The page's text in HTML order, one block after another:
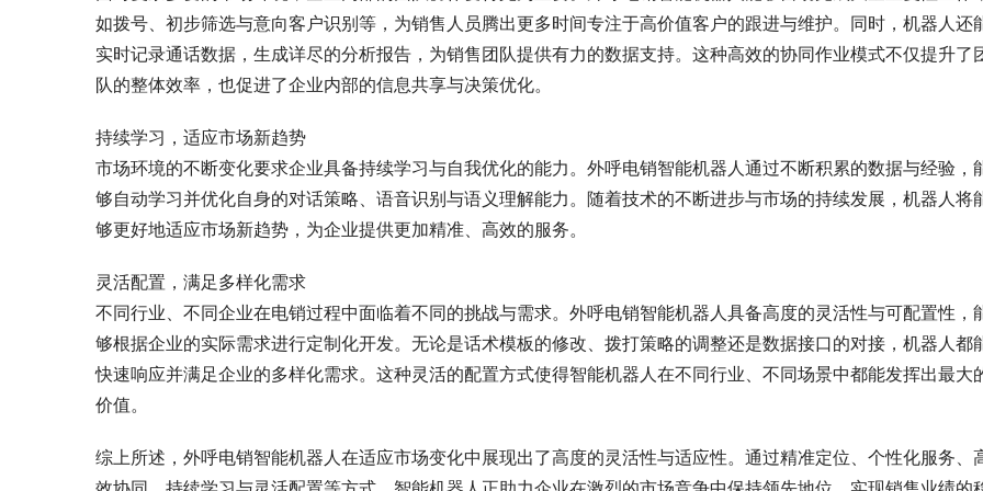
如拨号、初步筛选与意向客户识别等，为销售人员腾出更多时间专注于高价值客户的跟进与维护。同时，机器人还
实时记录通话数据，生成详尽的分析报告，为销售团队提供有力的数据支持。这种高效的协同作业模式不仅提升了
队的整体效率，也促进了企业内部的信息共享与决策优化。
持续学习，适应市场新趋势
市场环境的不断变化要求企业具备持续学习与自我优化的能力。外呼电销智能机器人通过不断积累的数据与经验，
够自动学习并优化自身的对话策略、语音识别与语义理解能力。随着技术的不断进步与市场的持续发展，机器人将
够更好地适应市场新趋势，为企业提供更加精准、高效的服务。
灵活配置，满足多样化需求
不同行业、不同企业在电销过程中面临着不同的挑战与需求。外呼电销智能机器人具备高度的灵活性与可配置性，
够根据企业的实际需求进行定制化开发。无论是话术模板的修改、拨打策略的调整还是数据接口的对接，机器人都
快速响应并满足企业的多样化需求。这种灵活的配置方式使得智能机器人在不同行业、不同场景中都能发挥出最大
价值。
综上所述，外呼电销智能机器人在适应市场变化中展现出了高度的灵活性与适应性。通过精准定位、个性化服务、